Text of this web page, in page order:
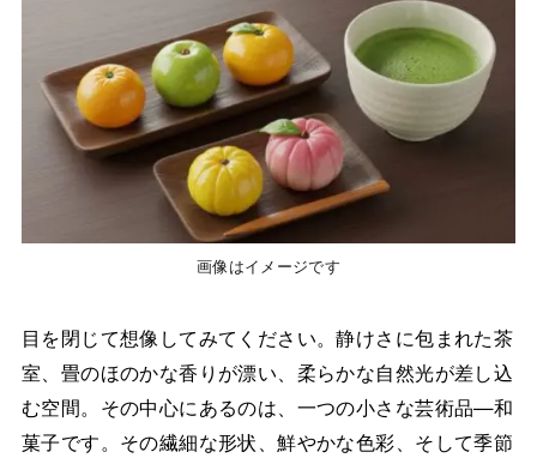
画像はイメージです
目を閉じて想像してみてください。静けさに包まれた茶
室、畳のほのかな香りが漂い、柔らかな自然光が差し込
む空間。その中心にあるのは、一つの小さな芸術品—和
菓子です。その繊細な形状、鮮やかな色彩、そして季節